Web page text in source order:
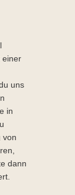
einer
uns
in
von
dann